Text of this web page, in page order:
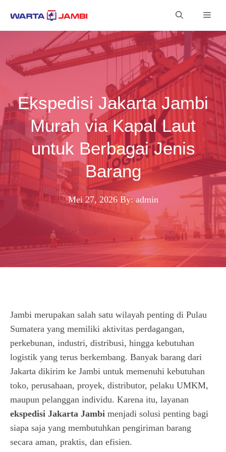
Ekspedisi Jakarta Jambi
Murah via Kapal Laut
untuk Berbagai Jenis
Barang
Mei 27, 2026 By: admin
Jambi merupakan salah satu wilayah penting di Pulau
Sumatera yang memiliki aktivitas perdagangan,
perkebunan, industri, distribusi, hingga kebutuhan
logistik yang terus berkembang. Banyak barang dari
Jakarta dikirim ke Jambi untuk memenuhi kebutuhan
toko, perusahaan, proyek, distributor, pelaku UMKM,
maupun pelanggan individu. Karena itu, layanan
ekspedisi Jakarta Jambi menjadi solusi penting bagi
siapa saja yang membutuhkan pengiriman barang
secara aman, praktis, dan efisien.